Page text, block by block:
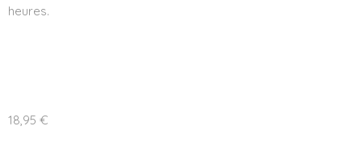
heures.​
18,95 €